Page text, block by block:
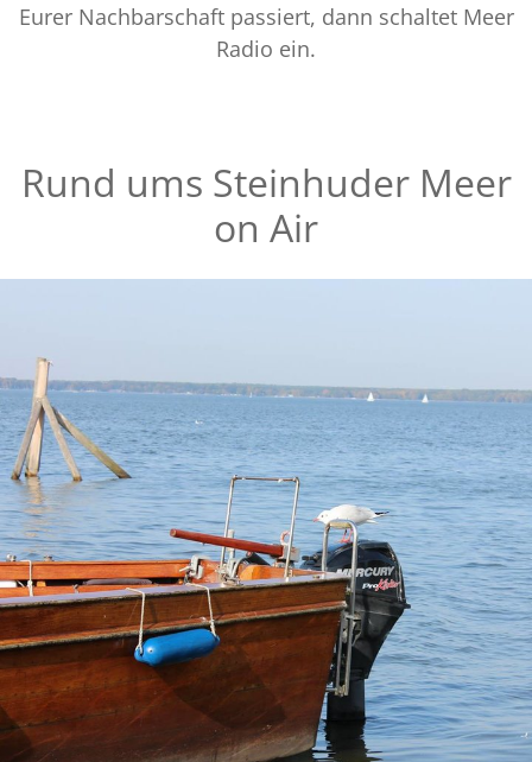
Eurer Nachbarschaft passiert, dann schaltet Meer
Radio ein.
Rund ums Steinhuder Meer
on Air